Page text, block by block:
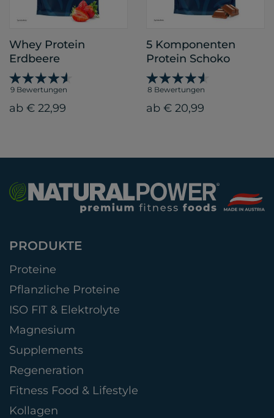
Whey Protein
Erdbeere
9 Bewertungen
ab € 22,99
5 Komponenten
Protein Schoko
8 Bewertungen
ab € 20,99
PRODUKTE
Proteine
Pflanzliche Proteine
ISO FIT & Elektrolyte
Magnesium
Supplements
Regeneration
Fitness Food & Lifestyle
Kollagen